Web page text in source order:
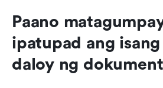
Paano
ipatupad ang
daloy ng